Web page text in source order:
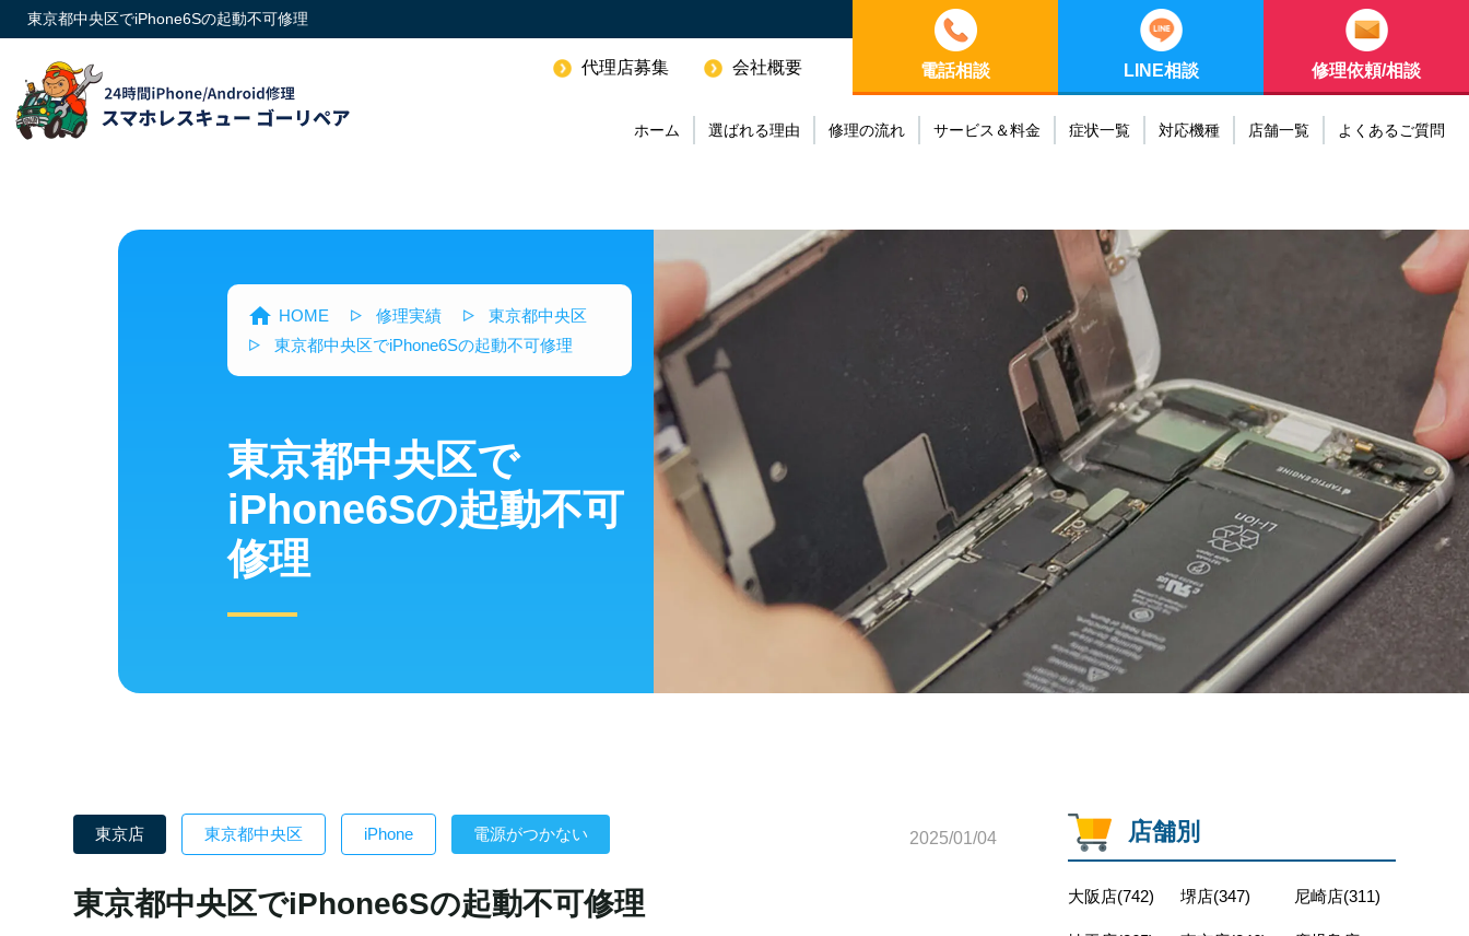
東京都中央区でiPhone6Sの起動不可修理
代理店募集 会社概要
ホーム 選ばれる理由 修理の流れ サービス＆料金 症状一覧 対応機種 店舗一覧 よくあるご質問
電話相談 LINE相談 修理依頼/相談
HOME 修理実績
東京都中央区
東京都中央区でiPhone6Sの起動不可修理
東京都中央区で
iPhone6Sの起動不可
修理
東京店 東京都中央区 iPhone 電源がつかない 2025/01/04
東京都中央区でiPhone6Sの起動不可修理
店舗別
大阪店(742) 堺店(347) 尼崎店(311)